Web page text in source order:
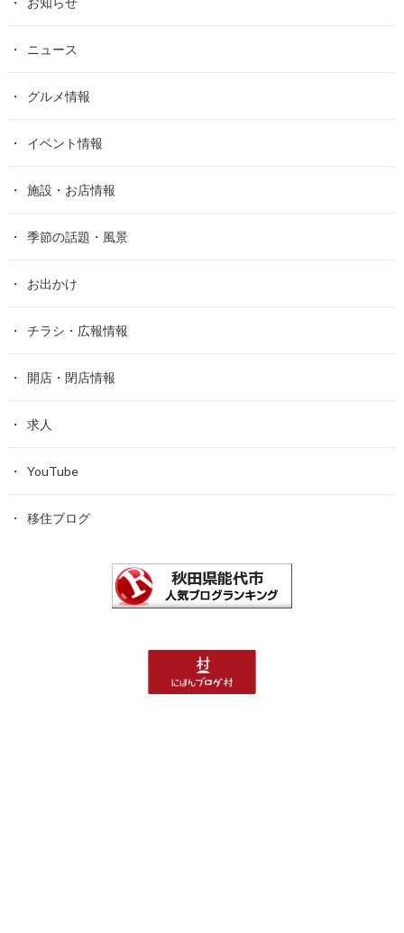
ニュース
グルメ情報
イベント情報
施設・お店情報
季節の話題・風景
お出かけ
チラシ・広報情報
開店・閉店情報
求人
YouTube
移住ブログ